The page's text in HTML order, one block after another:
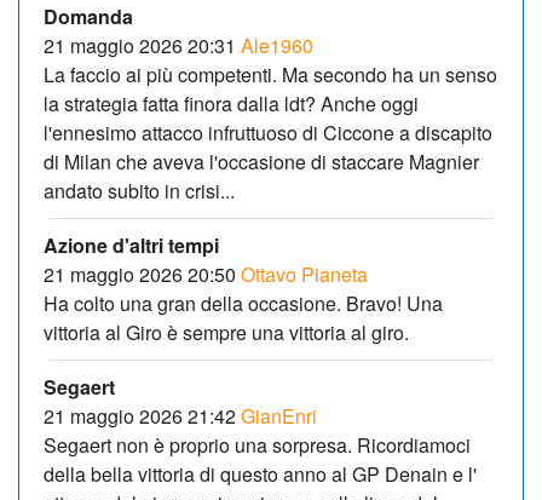
Domanda
21 maggio 2026 20:31 Ale1960
La faccio ai più competenti. Ma secondo ha un senso
la strategia fatta finora dalla ldt? Anche oggi
l'ennesimo attacco infruttuoso di Ciccone a discapito
di Milan che aveva l'occasione di staccare Magnier
andato subito in crisi...
Azione d'altri tempi
21 maggio 2026 20:50 Ottavo Pianeta
Ha colto una gran della occasione. Bravo! Una
vittoria al Giro è sempre una vittoria al giro.
Segaert
21 maggio 2026 21:42GianEnri
Segaert non è proprio una sorpresa. Ricordiamoci
della bella vittoria di questo anno al GP Denain e l'